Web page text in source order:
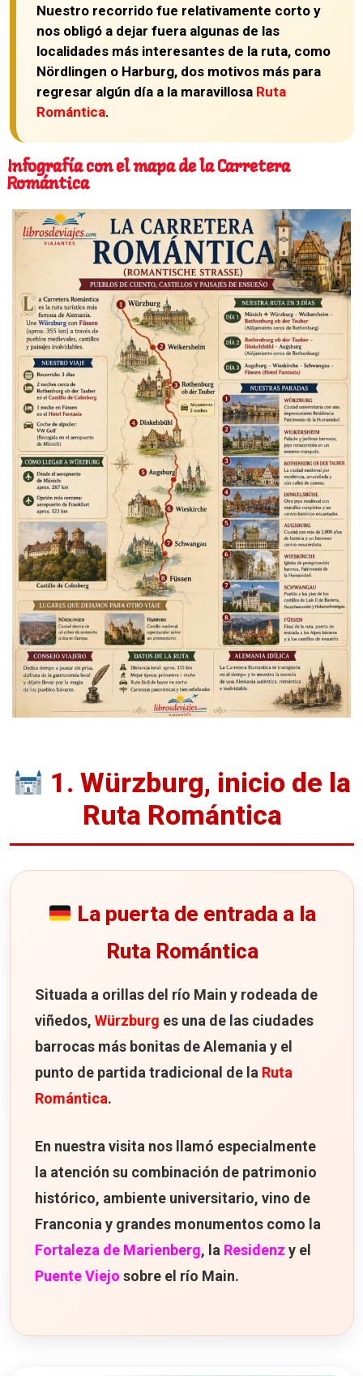
Nuestro recorrido fue relativamente corto y
nos obligó a dejar fuera algunas de las
localidades más interesantes de la ruta, como
Nördlingen o Harburg, dos motivos más para
regresar algún día a la maravillosa Ruta
Romántica.
Infografía con el mapa de la Carretera
Romántica
1. Würzburg, inicio de la
Ruta Romántica
La puerta de entrada a la
Ruta Romántica
Situada a orillas del río Main y rodeada de
viñedos, Würzburg es una de las ciudades
barrocas más bonitas de Alemania y el
punto de partida tradicional de la Ruta
Romántica.
En nuestra visita nos llamó especialmente
la atención su combinación de patrimonio
histórico, ambiente universitario, vino de
Franconia y grandes monumentos como la
Fortaleza de Marienberg, la Residenz y el
Puente Viejo sobre el río Main.